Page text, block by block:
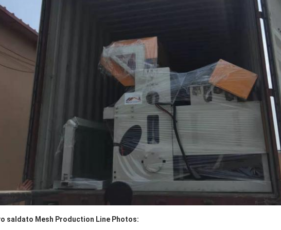
saldato Mesh Production Line Photos: